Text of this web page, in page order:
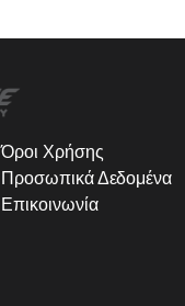
Όροι Χρήσης
Προσωπικά Δεδομένα
Επικοινωνία